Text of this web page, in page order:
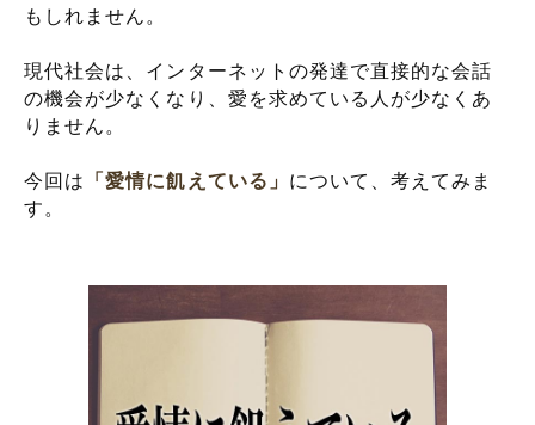
もしれません。
現代社会は、インターネットの発達で直接的な会話
の機会が少なくなり、愛を求めている人が少なくあ
りません。
今回は 「愛情に飢えている」 について、考えてみま
す。